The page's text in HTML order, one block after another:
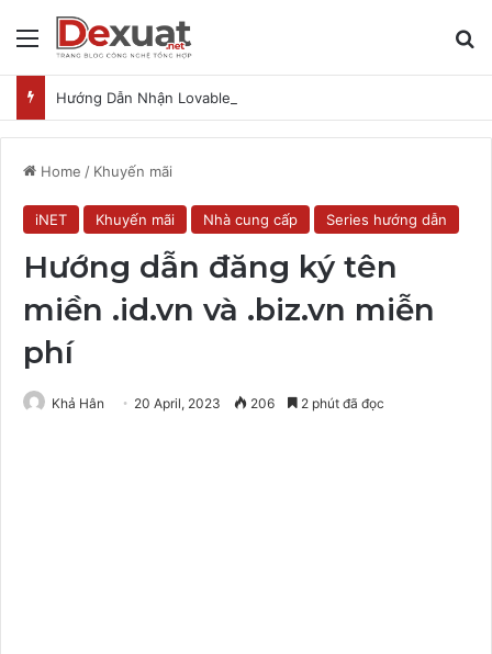
Menu
Hướng Dẫn Nhận Lovable Pro 3 Tháng Miễn Phí
Home / Khuyến mãi
iNET Khuyến mãi Nhà cung cấp Series hướng dẫn
Hướng dẫn đăng ký tên
miền .id.vn và .biz.vn miễn
phí
Khả Hân 20 April, 2023 206 2 phút đã đọc